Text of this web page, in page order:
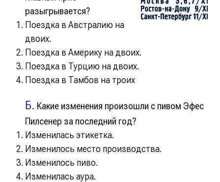
разыгрывается?
Поездка в Австралию на
двоих.
Поездка в Америку на двоих.
Поездка в Турцию на двоих.
Поездка в Тамбов на троих
Б. Какие изменения произошли с пивом Эфес
Пилсенер за последний год?
Изменилась этикетка.
Изменилось место производства.
Изменилось пиво.
Изменилась аура.